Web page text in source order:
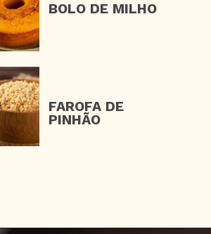
BOLO DE MILHO
FAROFA DE
PINHÃO